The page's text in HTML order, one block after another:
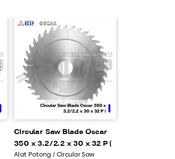
Circular Saw Blade Oscar
350 x 3.2/2.2 x 30 x 32 P (
Alat Potong / Circular Saw